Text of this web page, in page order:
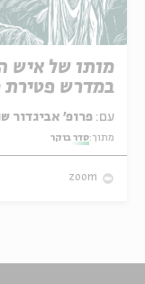
מותו של איש
במדרש
עם:
מתוך:סדר בוקר
zoom